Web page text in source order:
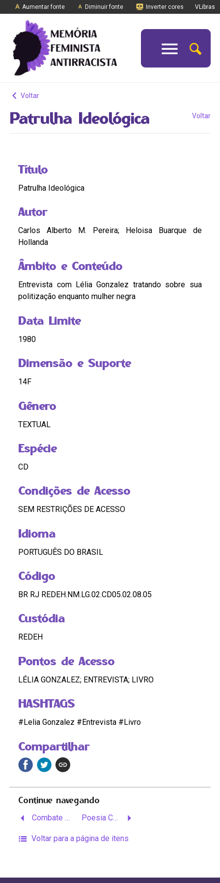
Aumentar fonte Diminuir fonte Inverter cores VLibras
Voltar
Patrulha Ideológica Voltar
Compartilhar
Título
Patrulha Ideológica
Autor
Carlos Alberto M. Pereira; Heloisa Buarque de
Hollanda
Âmbito e Conteúdo
Entrevista com Lélia Gonzalez tratando sobre sua
politização enquanto mulher negra
Data Limite
1980
Dimensão e Suporte
14F
Gênero
TEXTUAL
Espécie
CD
Condições de Acesso
SEM RESTRIÇÕES DE ACESSO
Idioma
PORTUGUÊS DO BRASIL
Código
BR RJ REDEH.NM.LG.02.CD05.02.08.05
Custódia
REDEH
Pontos de Acesso
LÉLIA GONZALEZ; ENTREVISTA; LIVRO
HASHTAGS
#Lelia Gonzalez #Entrevista #Livro
Continue navegando
Combate ao Racismo – Discursos e Projetos Poesia Cadernos Negros
Voltar para a página de itens